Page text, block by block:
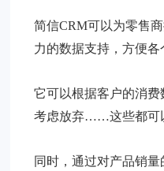
简信CRM可以为零售
力的数据支持，方便各
它可以根据客户的消
考虑放弃……这些都可
同时，通过对产品销